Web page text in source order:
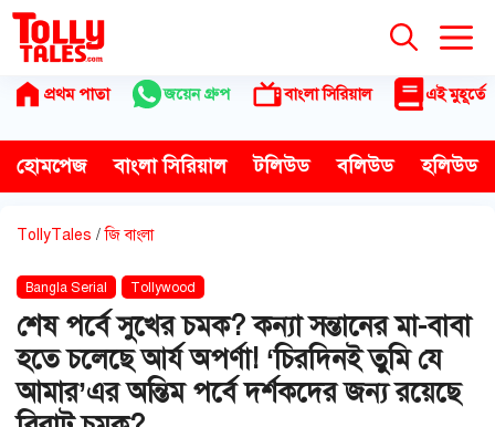
Skip
content
প্রথম পাতা জয়েন গ্রুপ বাংলা সিরিয়াল এই মুহূর্তে
হোমপেজ বাংলা সিরিয়াল টলিউড বলিউড হলিউড
TollyTales /জি বাংলা
Bangla Serial Tollywood
শেষ পর্বে সুখের চমক? কন্যা সন্তানের মা-বাবা
হতে চলেছে আর্য অপর্ণা! ‘চিরদিনই তুমি যে
আমার’এর অন্তিম পর্বে দর্শকদের জন্য রয়েছে